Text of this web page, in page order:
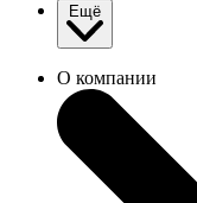
О компании